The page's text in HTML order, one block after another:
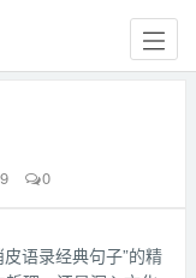
0
语录经典句子”的精